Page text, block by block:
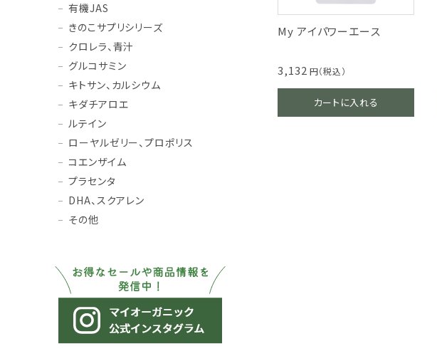
My アイパワーエース
3,132 円（税込）
カートに入れる
有機JAS
きのこサプリシリーズ
クロレラ、青汁
グルコサミン
キトサン、カルシウム
キダチアロエ
ルテイン
ローヤルゼリー、プロポリス
コエンザイム
プラセンタ
DHA、スクアレン
その他